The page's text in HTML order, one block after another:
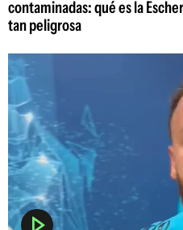
contaminadas: qué es la
tan peligrosa